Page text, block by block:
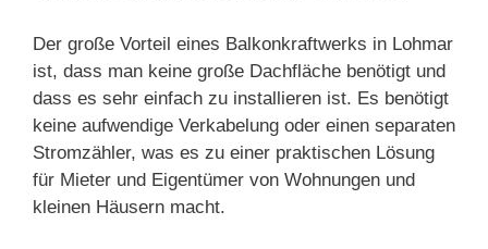
Der große Vorteil eines Balkonkraftwerks in Lohmar
ist, dass man keine große Dachfläche benötigt und
dass es sehr einfach zu installieren ist. Es benötigt
keine aufwendige Verkabelung oder einen separaten
Stromzähler, was es zu einer praktischen Lösung
für Mieter und Eigentümer von Wohnungen und
kleinen Häusern macht.